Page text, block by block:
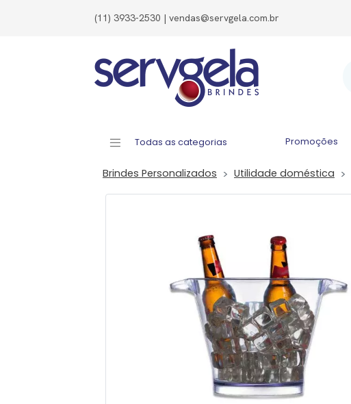
(11) 3933-2530 | vendas@servgela.com.br
Todas as categorias Promoções
Brindes Personalizados Utilidade doméstica